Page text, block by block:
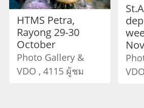
HTMS Petra,
Rayong 29-30
October
Photo Gallery &
VDO , 4115 ผู้ชม